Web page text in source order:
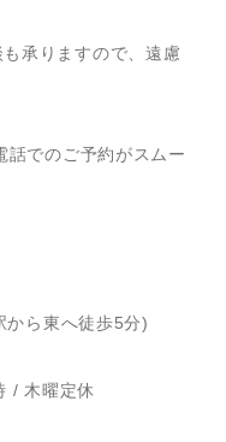
承りますので、遠慮
話でのご予約がスムー
から東へ徒歩5分)
/ 木曜定休